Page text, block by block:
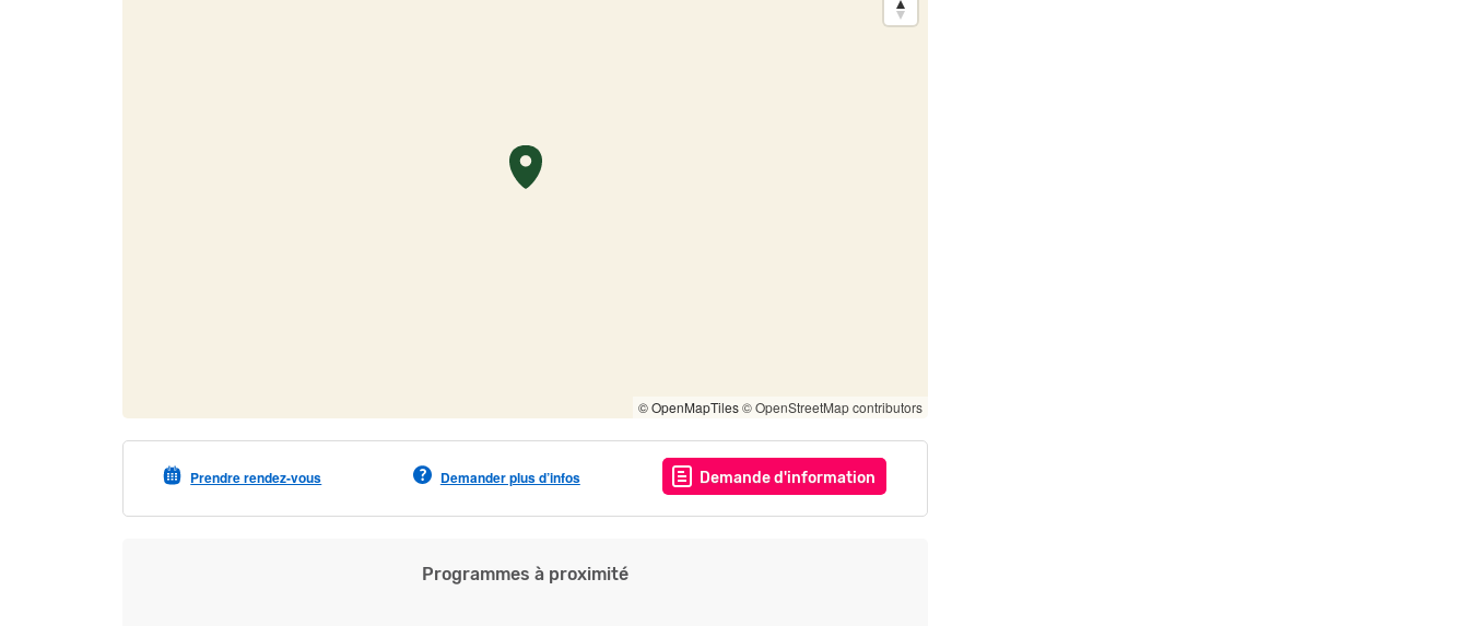
© OpenMapTiles© OpenStreetMap contributors
Prendre rendez-vous Demander plus d’infos Demande d'information
Programmes à proximité